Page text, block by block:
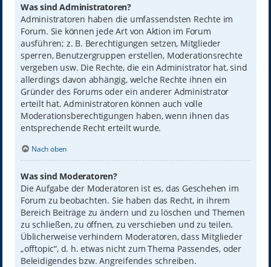
Was sind Administratoren?
Administratoren haben die umfassendsten Rechte im
Forum. Sie können jede Art von Aktion im Forum
ausführen; z. B. Berechtigungen setzen, Mitglieder
sperren, Benutzergruppen erstellen, Moderationsrechte
vergeben usw. Die Rechte, die ein Administrator hat, sind
allerdings davon abhängig, welche Rechte ihnen ein
Gründer des Forums oder ein anderer Administrator
erteilt hat. Administratoren können auch volle
Moderationsberechtigungen haben, wenn ihnen das
entsprechende Recht erteilt wurde.
Nach oben
Was sind Moderatoren?
Die Aufgabe der Moderatoren ist es, das Geschehen im
Forum zu beobachten. Sie haben das Recht, in ihrem
Bereich Beiträge zu ändern und zu löschen und Themen
zu schließen, zu öffnen, zu verschieben und zu teilen.
Üblicherweise verhindern Moderatoren, dass Mitglieder
„offtopic“, d. h. etwas nicht zum Thema Passendes, oder
Beleidigendes bzw. Angreifendes schreiben.